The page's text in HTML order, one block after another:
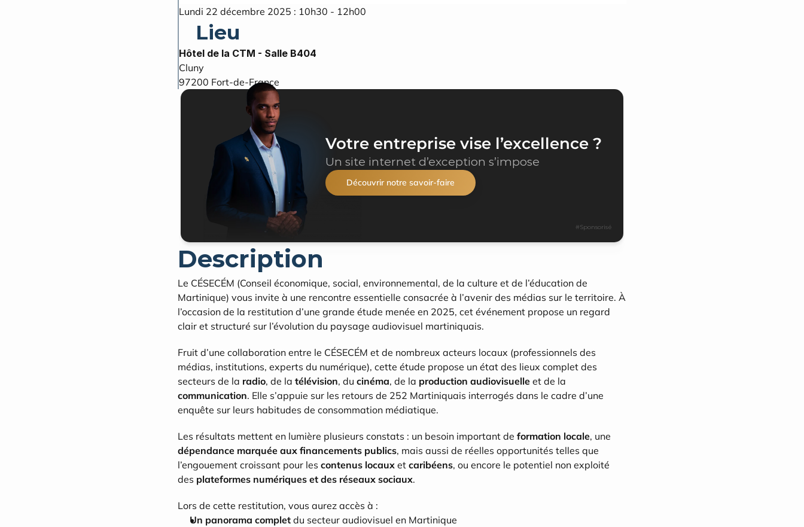
Lundi 22 décembre 2025 : 10h30 - 12h00
Lieu
Hôtel de la CTM - Salle B404
Cluny
97200 Fort-de-France
Votre entreprise vise l’excellence ?
Un site internet d’exception s’impose
Découvrir notre savoir-faire
#Sponsorisé
Description
Le CÉSECÉM (Conseil économique, social, environnemental, de la culture et de l’éducation de
Martinique) vous invite à une rencontre essentielle consacrée à l’avenir des médias sur le territoire. À
l’occasion de la restitution d’une grande étude menée en 2025, cet événement propose un regard
clair et structuré sur l’évolution du paysage audiovisuel martiniquais.
Fruit d’une collaboration entre le CÉSECÉM et de nombreux acteurs locaux (professionnels des
médias, institutions, experts du numérique), cette étude propose un état des lieux complet des
secteurs de la radio, de la télévision, du cinéma, de la production audiovisuelle
communication. Elle s’appuie sur les retours de 252 Martiniquais interrogés dans le cadre d’une
enquête sur leurs habitudes de consommation médiatique.
Les résultats mettent en lumière plusieurs constats : un besoin important de formation locale
dépendance marquée aux financements publics, mais aussi de réelles opportunités telles que
l’engouement croissant pour les contenus locaux et caribéens, ou encore le potentiel non exploité
des plateformes numériques et des réseaux sociaux.
Lors de cette restitution, vous aurez accès à :
Un panorama complet du secteur audiovisuel en Martinique